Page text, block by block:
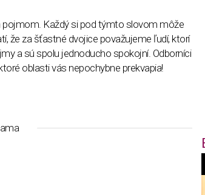
Každý si pod týmto slovom môže
že za šťastné dvojice považujeme ľudí, ktorí
a sú spolu jednoducho spokojní. Odborníci
oblasti vás nepochybne prekvapia!
f